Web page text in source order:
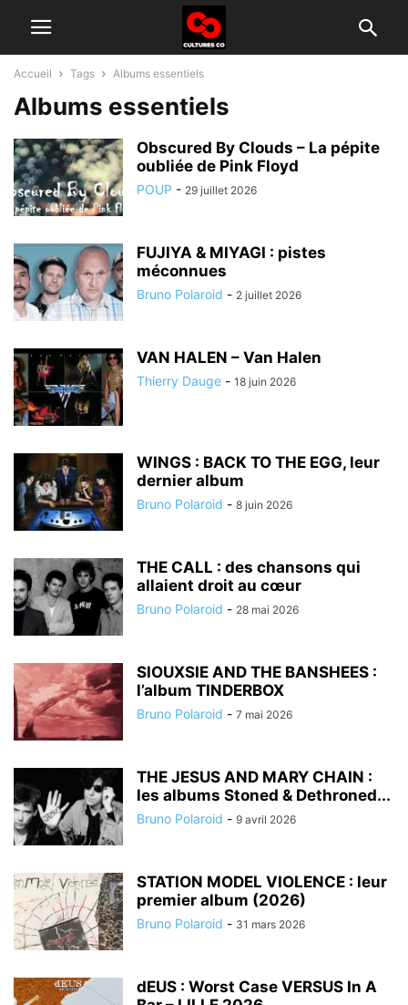
Accueil Tags Albums essentiels
Albums essentiels
Obscured By Clouds – La pépite
oubliée de Pink Floyd
POUP - 29 juillet 2026
FUJIYA & MIYAGI : pistes
méconnues
Bruno Polaroid - 2 juillet 2026
VAN HALEN – Van Halen
Thierry Dauge - 18 juin 2026
WINGS : BACK TO THE EGG, leur
dernier album
Bruno Polaroid - 8 juin 2026
THE CALL : des chansons qui
allaient droit au cœur
Bruno Polaroid - 28 mai 2026
SIOUXSIE AND THE BANSHEES :
l’album TINDERBOX
Bruno Polaroid - 7 mai 2026
THE JESUS AND MARY CHAIN :
les albums Stoned & Dethroned...
Bruno Polaroid - 9 avril 2026
STATION MODEL VIOLENCE : leur
premier album (2026)
Bruno Polaroid - 31 mars 2026
dEUS : Worst Case VERSUS In A